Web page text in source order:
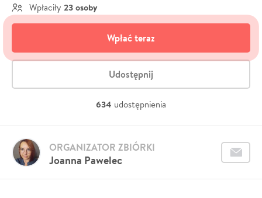
Wpłaciły 23 osoby
Wpłać teraz
Udostępnij
634 udostępnienia
Joanna Pawelec
ORGANIZATOR ZBIÓRKI